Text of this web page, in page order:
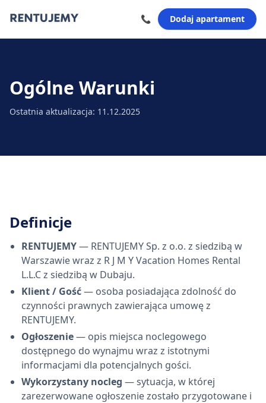
📞 Dodaj apartament
Ogólne Warunki
Ostatnia aktualizacja: 11.12.2025
Definicje
RENTUJEMY— RENTUJEMY Sp. z o.o. z siedzibą w
Warszawie wraz z R J M Y Vacation Homes Rental
L.L.C z siedzibą w Dubaju.
Klient / Gość— osoba posiadająca zdolność do
czynności prawnych zawierająca umowę z
RENTUJEMY.
Ogłoszenie— opis miejsca noclegowego
dostępnego do wynajmu wraz z istotnymi
informacjami dla potencjalnych gości.
Wykorzystany nocleg — sytuacja, w której
zarezerwowane ogłoszenie zostało przygotowane i